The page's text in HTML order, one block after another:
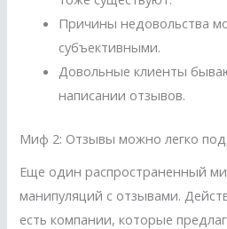
Причины недовольства
субъективными.
Довольные клиенты
написании отзывов.
Миф 2: Отзывы можно легко
Еще один распространенный
манипуляций с отзывами.
есть компании, которые